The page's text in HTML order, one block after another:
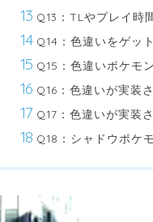
Q13：TLやプレイ時
Q14：色違いをゲッ
Q15：色違いポケモ
Q16：色違いが実装
Q17：色違いが実装
Q18：シャドウポケ